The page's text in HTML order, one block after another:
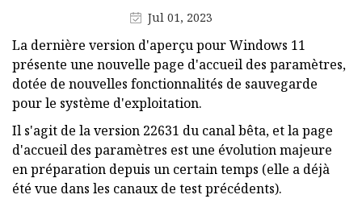
Jul 01, 2023
La dernière version d'aperçu pour Windows 11
présente une nouvelle page d'accueil des paramètres,
dotée de nouvelles fonctionnalités de sauvegarde
pour le système d'exploitation.
Il s'agit de la version 22631 du canal bêta, et la page
d'accueil des paramètres est une évolution majeure
en préparation depuis un certain temps (elle a déjà
été vue dans les canaux de test précédents).